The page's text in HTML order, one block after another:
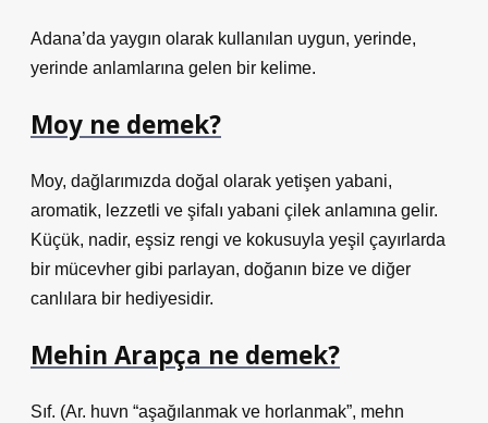
Adana’da yaygın olarak kullanılan uygun, yerinde,
yerinde anlamlarına gelen bir kelime.
Moy ne demek?
Moy, dağlarımızda doğal olarak yetişen yabani,
aromatik, lezzetli ve şifalı yabani çilek anlamına gelir.
Küçük, nadir, eşsiz rengi ve kokusuyla yeşil çayırlarda
bir mücevher gibi parlayan, doğanın bize ve diğer
canlılara bir hediyesidir.
Mehin Arapça ne demek?
Sıf. (Ar. huvn “aşağılanmak ve horlanmak”, mehn